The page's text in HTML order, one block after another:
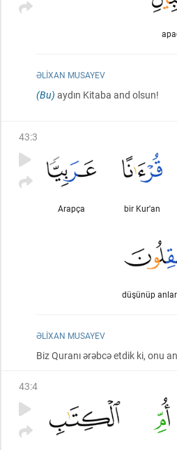
ƏLIXAN MUSAYEV
(Bu) aydın Kitaba and olsun!
43:3
bir Kur'an
Arapça
düşünüp
ƏLIXAN MUSAYEV
Biz Quranı ərəbcə etdik ki, onu
43:4